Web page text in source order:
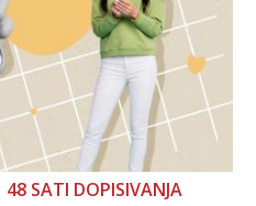
SATI DOPISIVANJA